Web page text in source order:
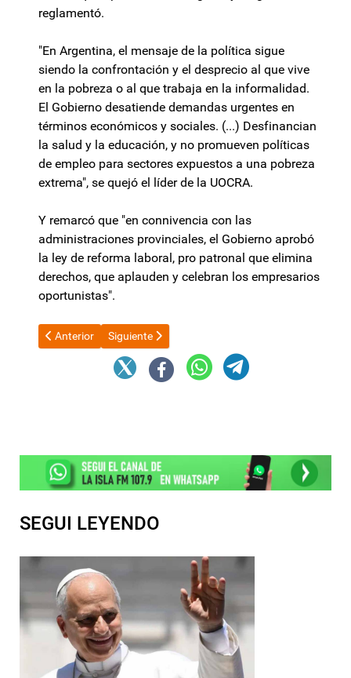
reglamentó.
"En Argentina, el mensaje de la política sigue
siendo la confrontación y el desprecio al que vive
en la pobreza o al que trabaja en la informalidad.
El Gobierno desatiende demandas urgentes en
términos económicos y sociales. (...) Desfinancian
la salud y la educación, y no promueven políticas
de empleo para sectores expuestos a una pobreza
extrema", se quejó el líder de la UOCRA.
Y remarcó que "en connivencia con las
administraciones provinciales, el Gobierno aprobó
la ley de reforma laboral, pro patronal que elimina
derechos, que aplauden y celebran los empresarios
oportunistas".
Artículo anterior: Juan Bautista Mahiques defendió a Javier
Anterior Artículo siguiente: Despedida del Indio Solari:
Siguiente
SEGUI LEYENDO